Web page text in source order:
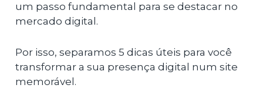
um passo fundamental para se destacar no
mercado digital.
Por isso, separamos 5 dicas úteis para você
transformar a sua presença digital num site
memorável.